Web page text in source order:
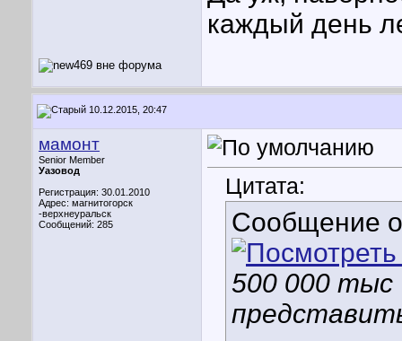
каждый день
10.12.2015, 20:47
мамонт
Senior Member
Уазовод
Регистрация: 30.01.2010
Адрес: магнитогорск
-верхнеуральск
Сообщений: 285
Цитата:
Сообщение
500 000 тыс